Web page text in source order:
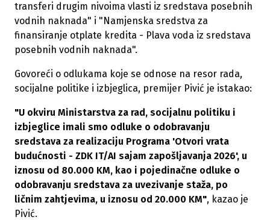
transferi drugim nivoima vlasti iz sredstava posebnih
vodnih naknada" i "Namjenska sredstva za
finansiranje otplate kredita - Plava voda iz sredstava
posebnih vodnih naknada".
Govoreći o odlukama koje se odnose na resor rada,
socijalne politike i izbjeglica, premijer Pivić je istakao:
"U okviru Ministarstva za rad, socijalnu politiku i
izbjeglice imali smo odluke o odobravanju
sredstava za realizaciju Programa 'Otvori vrata
budućnosti - ZDK IT/AI sajam zapošljavanja 2026', u
iznosu od 80.000 KM, kao i pojedinačne odluke o
odobravanju sredstava za uvezivanje staža, po
ličnim zahtjevima, u iznosu od 20.000 KM", kazao je
Pivić.